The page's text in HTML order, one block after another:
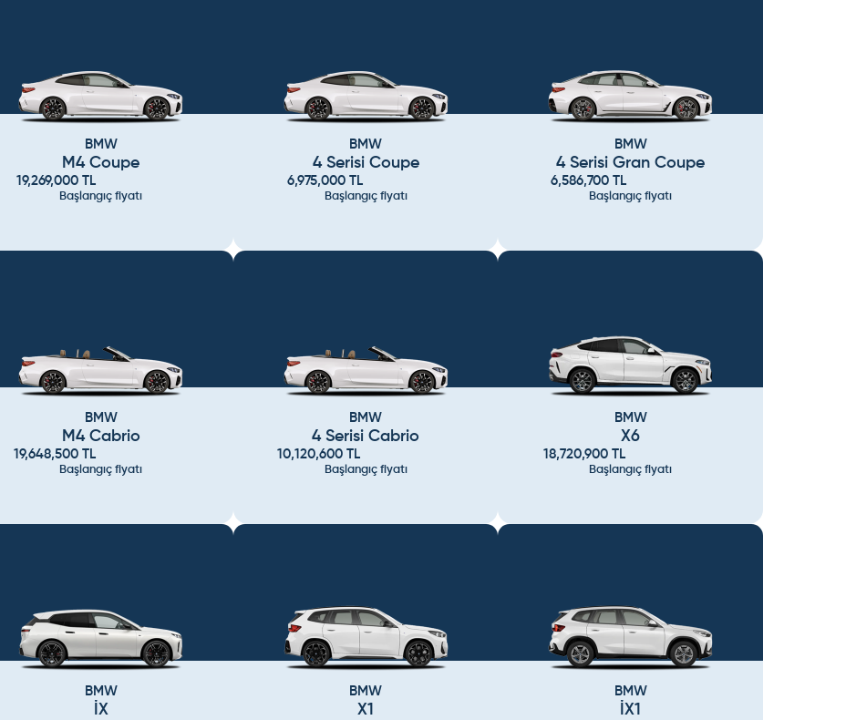
BMW
M4 Coupe
19,269,000TL
Başlangıç fiyatı
BMW
4 Serisi Coupe
6,975,000TL
Başlangıç fiyatı
BMW
4 Serisi Gran Coupe
6,586,700 TL
Başlangıç fiyatı
BMW
M4 Cabrio
19,648,500TL
Başlangıç fiyatı
BMW
4 Serisi Cabrio
10,120,600 TL
Başlangıç fiyatı
BMW
X6
18,720,900TL
Başlangıç fiyatı
BMW
İX
BMW
X1
BMW
İX1